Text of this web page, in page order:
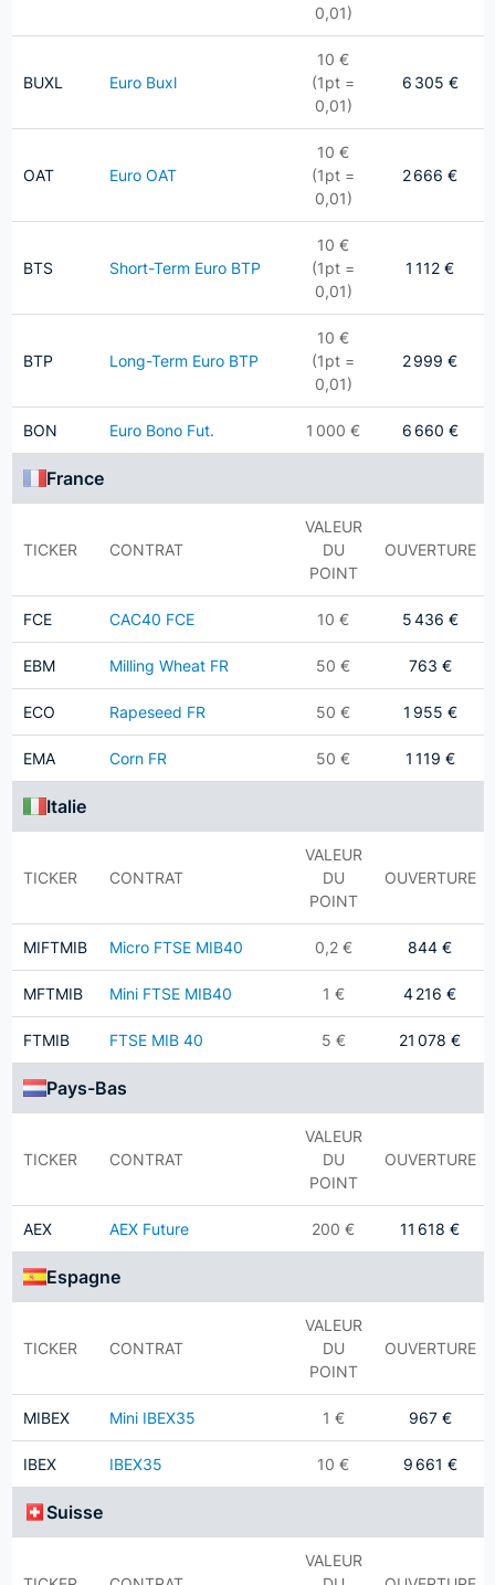
0,01)
BUXL Euro Buxl
10 €
(1pt =
0,01)
6 305 €
OAT Euro OAT
10 €
(1pt =
0,01)
2 666 €
BTS Short-Term Euro BTP
10 €
(1pt =
0,01)
1 112 €
BTP Long-Term Euro BTP
10 €
(1pt =
0,01)
2 999 €
BON Euro Bono Fut. 1 000 € 6 660 €
France
TICKER CONTRAT
VALEUR
DU
POINT
OUVERTURE
FCE CAC40 FCE 10 € 5 436 €
EBM Milling Wheat FR 50 € 763 €
ECO Rapeseed FR 50 € 1 955 €
EMA Corn FR 50 € 1 119 €
Italie
TICKER CONTRAT
VALEUR
DU
POINT
OUVERTURE
MIFTMIB Micro FTSE MIB40 0,2 € 844 €
MFTMIB Mini FTSE MIB40 1 € 4 216 €
FTMIB FTSE MIB 40 5 € 21 078 €
Pays-Bas
TICKER CONTRAT
VALEUR
DU
POINT
OUVERTURE
AEX AEX Future 200 € 11 618 €
Espagne
TICKER CONTRAT
VALEUR
DU
POINT
OUVERTURE
MIBEX Mini IBEX35 1 € 967 €
IBEX IBEX35 10 € 9 661 €
Suisse
VALEUR